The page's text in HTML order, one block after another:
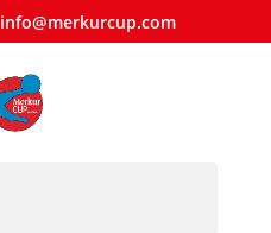
info@merkurcup.com